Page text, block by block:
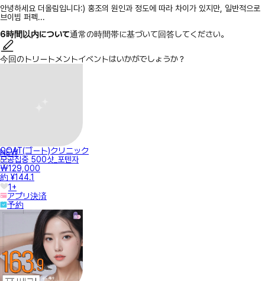
안녕하세요 더올림입니다:) 홍조의 원인과 정도에 따라 차이가 있지만, 일반적으로
브이빔 퍼펙...
6時間以内について通常の時間帯に基づいて回答してください。
今回のトリートメントイベントはいかがでしょうか？
NEW
GOAT(ゴート)クリニック
모공집중 500샷_포텐자
₩129,000
約 ¥144.1
1+
アプリ決済
予約